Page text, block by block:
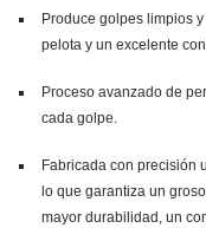
Produce golpes limpios
pelota y un excelente
Proceso avanzado de
cada golpe.
Fabricada con precisión
lo que garantiza un
mayor durabilidad, un